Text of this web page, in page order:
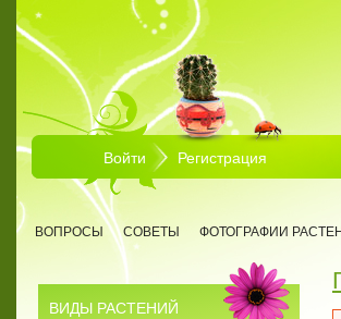
Перейти к основному содержанию
Войти Регистрация
ВОПРОСЫ СОВЕТЫ ФОТОГРАФИИ
ВИДЫ РАСТЕНИЙ